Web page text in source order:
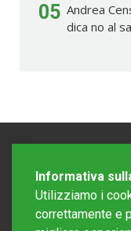
05 Andrea
dica no al
Informativa
Utilizziamo i
correttamente e